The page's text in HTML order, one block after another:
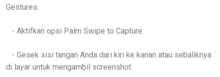
Gestures.
- Aktifkan opsi Palm Swipe to Capture.
- Gesek sisi tangan Anda dari kiri ke kanan atau sebaliknya
di layar untuk mengambil screenshot.